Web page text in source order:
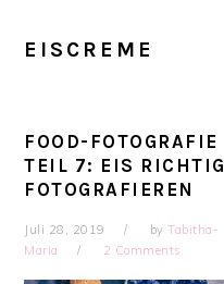
EISCREME
FOOD-FOTOGRAFIE
TEIL 7: EIS RICHTIG
FOTOGRAFIEREN
Juli 28, 2019 byTabitha-
Maria
2 Comments